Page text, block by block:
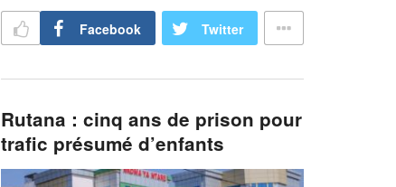
Facebook Twitter
Rutana : cinq ans de prison pour
trafic présumé d’enfants